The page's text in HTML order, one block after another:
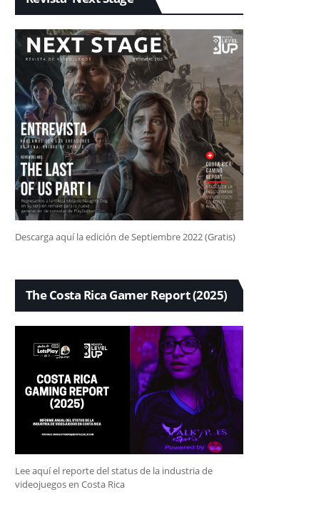
Descarga aquí la edición de Septiembre 2022 (Gratis)
The Costa Rica Gamer Report (2025)
Lee aquí el reporte del status de la industria de
videojuegos en Costa Rica